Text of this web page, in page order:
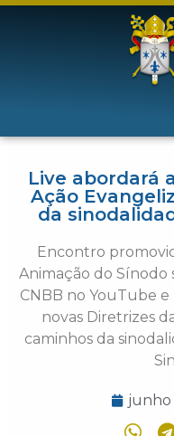
Live abordará
Ação
da
Encontro
Animação do Sínodo
CNBB no YouTube
novas Diretrizes
caminhos da
junho